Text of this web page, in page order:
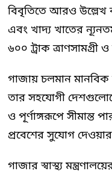
বিবৃতিতে আরও উল্লেখ
এবং খাদ্য খাতের
৬০০ ট্রাক ত্রাণসামগ্রী
গাজায় চলমান
তার সহযোগী
ও পূর্ণাঙ্গরূপে সীমান্ত
প্রবেশের সুযোগ
গাজার স্বাস্থ্য